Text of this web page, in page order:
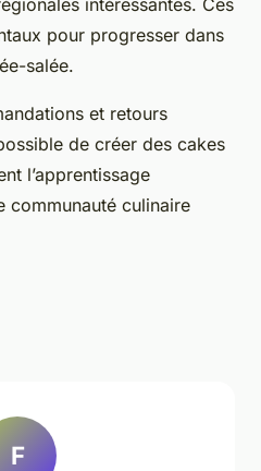
intéressantes. Ces
pour progresser dans
salée.
et retours
de créer des cakes
l’apprentissage
communauté culinaire
F